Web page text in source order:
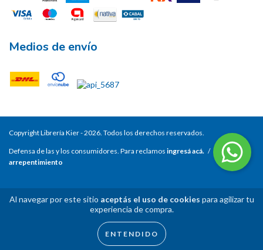
Al navegar por este sitio aceptás el uso de cookies para agilizar tu
experiencia de compra.
ENTENDIDO
Medios de envío
Copyright Librería Kier - 2026. Todos los derechos reservados.
Defensa de las y los consumidores. Para reclamos ingresá acá. /
Botón de
arrepentimiento